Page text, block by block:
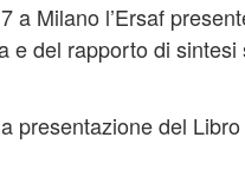
a Milano l’Ersaf
e del rapporto di sintesi
presentazione del